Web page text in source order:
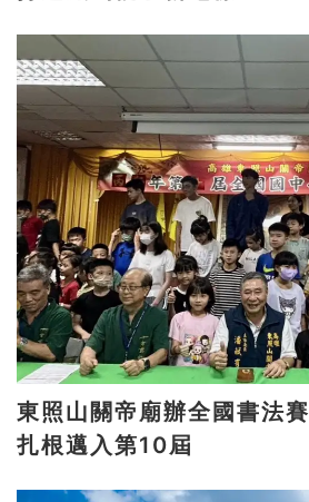
東照山關帝廟辦全國書法賽 推廣書藝向下
扎根邁入第10屆